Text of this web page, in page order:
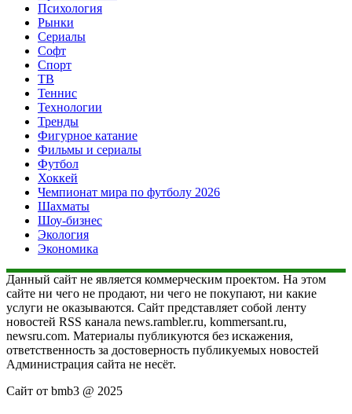
Психология
Рынки
Сериалы
Софт
Спорт
ТВ
Теннис
Технологии
Тренды
Фигурное катание
Фильмы и сериалы
Футбол
Хоккей
Чемпионат мира по футболу 2026
Шахматы
Шоу-бизнес
Экология
Экономика
Данный сайт не является коммерческим проектом. На этом
сайте ни чего не продают, ни чего не покупают, ни какие
услуги не оказываются. Сайт представляет собой ленту
новостей RSS канала news.rambler.ru, kommersant.ru,
newsru.com. Материалы публикуются без искажения,
ответственность за достоверность публикуемых новостей
Администрация сайта не несёт.
Сайт от bmb3 @ 2025